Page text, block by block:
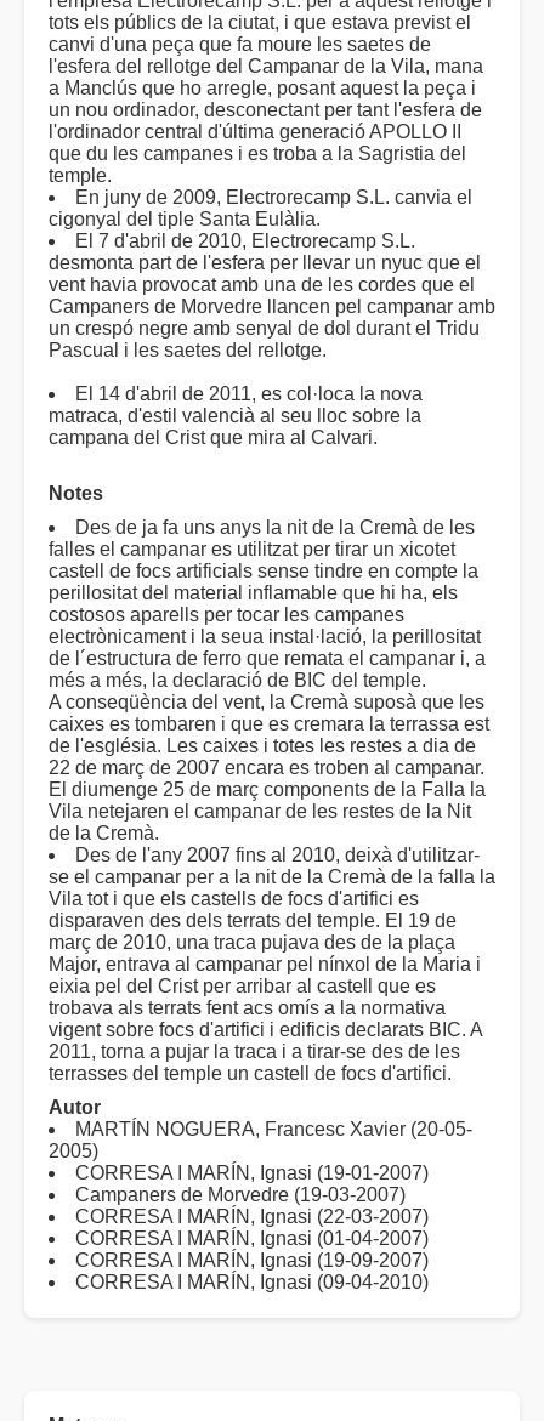
tots els públics de la ciutat, i que estava previst el
canvi d'una peça que fa moure les saetes de
l'esfera del rellotge del Campanar de la Vila, mana
a Manclús que ho arregle, posant aquest la peça i
un nou ordinador, desconectant per tant l'esfera de
l'ordinador central d'última generació APOLLO II
que du les campanes i es troba a la Sagristia del
temple.
En juny de 2009, Electrorecamp S.L. canvia el
cigonyal del tiple Santa Eulàlia.
El 7 d'abril de 2010, Electrorecamp S.L.
desmonta part de l'esfera per llevar un nyuc que el
vent havia provocat amb una de les cordes que el
Campaners de Morvedre llancen pel campanar amb
un crespó negre amb senyal de dol durant el Tridu
Pascual i les saetes del rellotge.
El 14 d'abril de 2011, es col·loca la nova
matraca, d'estil valencià al seu lloc sobre la
campana del Crist que mira al Calvari.
Notes
Des de ja fa uns anys la nit de la Cremà de les
falles el campanar es utilitzat per tirar un xicotet
castell de focs artificials sense tindre en compte la
perillositat del material inflamable que hi ha, els
costosos aparells per tocar les campanes
electrònicament i la seua instal·lació, la perillositat
de l´estructura de ferro que remata el campanar i, a
més a més, la declaració de BIC del temple.
A conseqüència del vent, la Cremà suposà que les
caixes es tombaren i que es cremara la terrassa est
de l'església. Les caixes i totes les restes a dia de
22 de març de 2007 encara es troben al campanar.
El diumenge 25 de març components de la Falla la
Vila netejaren el campanar de les restes de la Nit
de la Cremà.
Des de l'any 2007 fins al 2010, deixà d'utilitzar-
se el campanar per a la nit de la Cremà de la falla la
Vila tot i que els castells de focs d'artifici es
disparaven des dels terrats del temple. El 19 de
març de 2010, una traca pujava des de la plaça
Major, entrava al campanar pel nínxol de la Maria i
eixia pel del Crist per arribar al castell que es
trobava als terrats fent acs omís a la normativa
vigent sobre focs d'artifici i edificis declarats BIC. A
2011, torna a pujar la traca i a tirar-se des de les
terrasses del temple un castell de focs d'artifici.
Autor
MARTÍN NOGUERA, Francesc Xavier (20-05-
2005)
CORRESA I MARÍN, Ignasi (19-01-2007)
Campaners de Morvedre (19-03-2007)
CORRESA I MARÍN, Ignasi (22-03-2007)
CORRESA I MARÍN, Ignasi (01-04-2007)
CORRESA I MARÍN, Ignasi (19-09-2007)
CORRESA I MARÍN, Ignasi (09-04-2010)